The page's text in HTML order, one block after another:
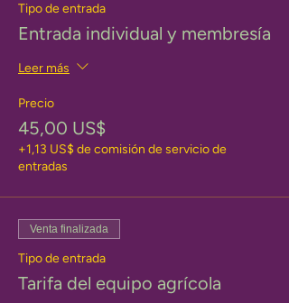
Tipo de entrada
Entrada individual y membresía
Leer más
Precio
45,00 US$
+1,13 US$ de comisión de servicio de
entradas
Venta finalizada
Tipo de entrada
Tarifa del equipo agrícola